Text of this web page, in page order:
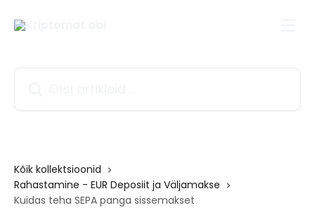
Kõik kollektsioonid
Rahastamine - EUR Deposiit ja Väljamakse
Kuidas teha SEPA panga sissemakset